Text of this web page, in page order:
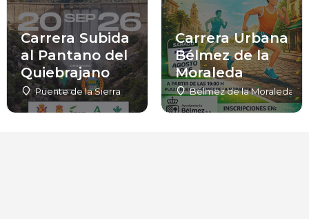
Carrera Subida
al Pantano del
Quiebrajano
Puente de la Sierra
Carrera Urbana
Bélmez de la
Moraleda
Bélmez de la Moraleda